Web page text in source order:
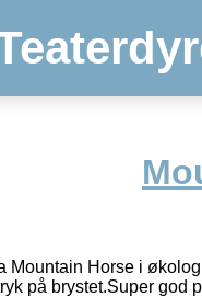
Mountain Horse i
på brystet.Super god